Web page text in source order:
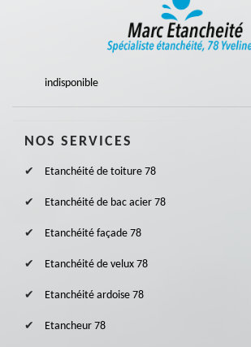
indisponible
NOS SERVICES
Etanchéité de toiture 78
Etanchéité de bac acier 78
Etanchéité façade 78
Etanchéité de velux 78
Etanchéité ardoise 78
Etancheur 78